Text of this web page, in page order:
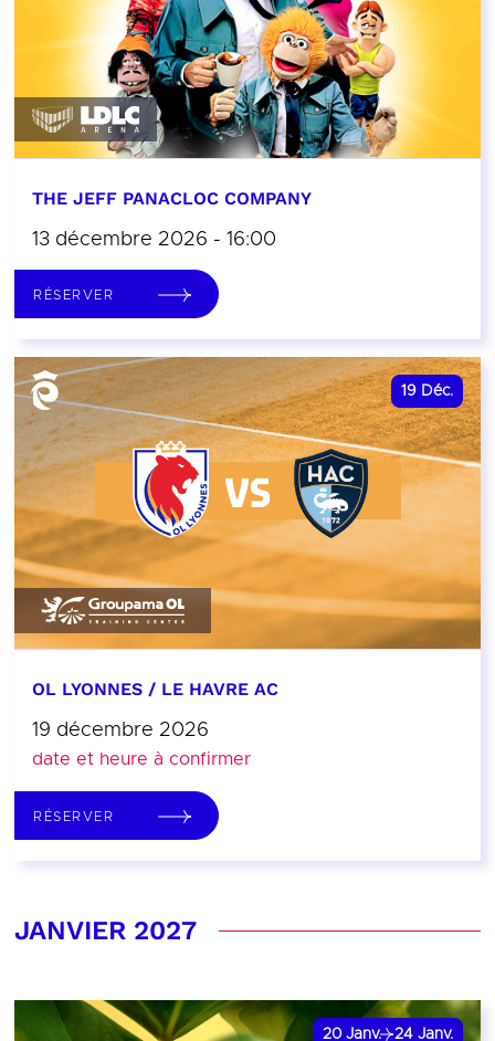
THE JEFF PANACLOC COMPANY
13 décembre 2026 - 16:00
RÉSERVER
19 Déc.
OL LYONNES / LE HAVRE AC
19 décembre 2026
date et heure à confirmer
RÉSERVER
JANVIER 2027
20 Janv. 24 Janv.